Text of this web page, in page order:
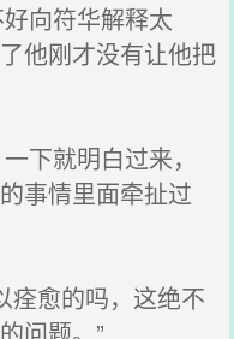
向符华解释太
他刚才没有让他把
下就明白过来，
事情里面牵扯过
愈的吗，这绝不